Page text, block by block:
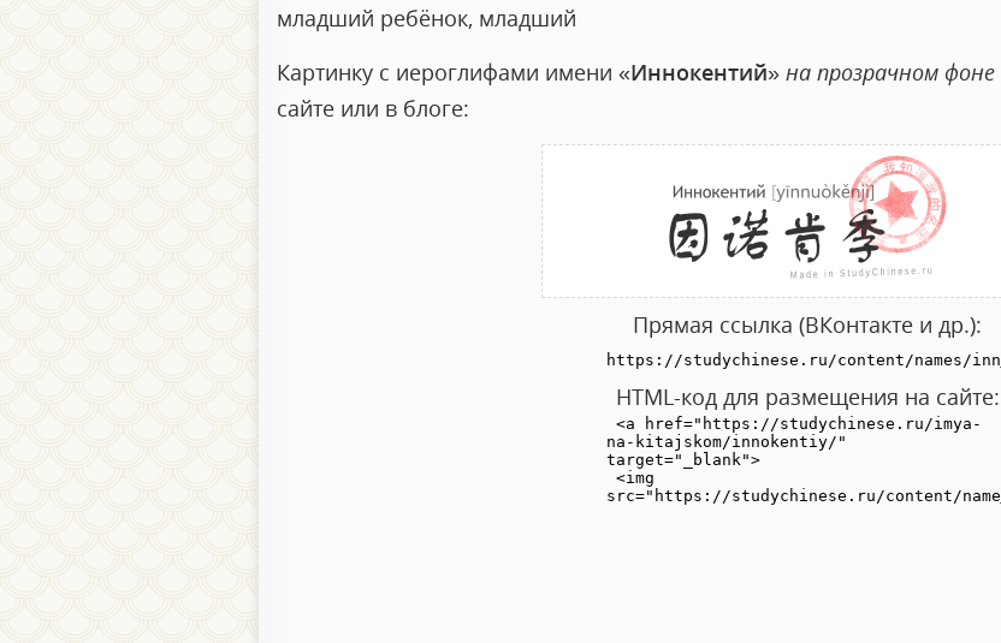
младший ребёнок, младший
Картинку с иероглифами имени «Иннокентий»на прозрачном фоне
сайте или в блоге:
Прямая ссылка (ВКонтакте и др.):
HTML-код для размещения на сайте: